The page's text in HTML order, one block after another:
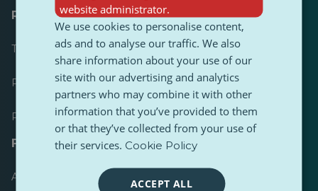
Ressourcen für Journalisten
Toolkits
PulseZ Content Style Guide
PulseZ Beitragsleitfaden für Autoren
FAQs
Anfrage einreichen
website administrator.
We use cookies to personalise content,
ads and to analyse our traffic. We also
share information about your use of our
site with our advertising and analytics
partners who may combine it with other
information that you’ve provided to them
or that they’ve collected from your use of
their services. Cookie Policy
ACCEPT ALL